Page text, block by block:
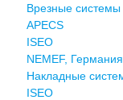
Врезные системы
APECS
ISEO
NEMEF, Германия
Накладные
ISEO